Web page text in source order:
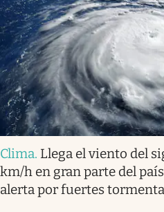
Clima. Llega el viento del
km/h en gran parte del
alerta por fuertes